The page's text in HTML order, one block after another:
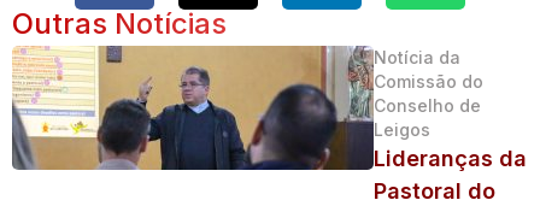
Outras Notícias
Notícia da
Comissão do
Conselho de
Leigos
Lideranças da
Pastoral do